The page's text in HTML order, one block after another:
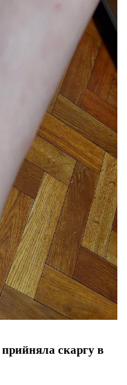
прийняла скаргу в